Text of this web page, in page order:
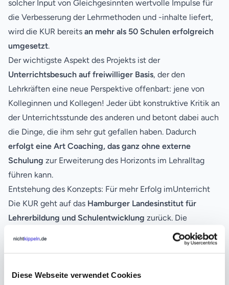
Diese Webseite verwendet Cookies
solcher Input von Gleichgesinnten wertvolle Impulse für
die Verbesserung der Lehrmethoden und -inhalte liefert,
wird die KUR bereits an mehr als 50 Schulen erfolgreich
umgesetzt.
Der wichtigste Aspekt des Projekts ist der
Unterrichtsbesuch auf freiwilliger Basis, der den
Lehrkräften eine neue Perspektive offenbart: jene von
Kolleginnen und Kollegen! Jeder übt konstruktive Kritik an
der Unterrichtsstunde des anderen und betont dabei auch
die Dinge, die ihm sehr gut gefallen haben. Dadurch
erfolgt eine Art Coaching, das ganz ohne externe
Schulung zur Erweiterung des Horizonts im Lehralltag
führen kann.
Entstehung des Konzepts: Für mehr Erfolg imUnterricht
Die KUR geht auf das Hamburger Landes­institut für
Lehrer­bildung und Schul­entwicklung zurück. Die
Potenziale, die sich durch die gegenseitige Beurteilung im
Lehrkräften, der spätestens nach dem Referendariat